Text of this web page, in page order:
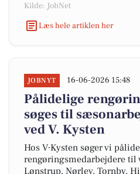
Kilde: JobNet
Læs hele artiklen her
JOBNYT 16-06-2026 15:48
Pålidelige
søges til
ved V. Kysten
Hos V∙Kysten søger vi
rengøringsmedarbejdere til
Lønstrup, Nørlev, Tornby,